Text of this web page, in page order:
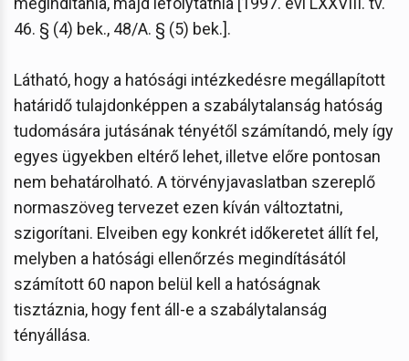
46. § (4) bek., 48/A. § (5) bek.].
Látható, hogy a hatósági intézkedésre megállapított
határidő tulajdonképpen a szabálytalanság hatóság
tudomására jutásának tényétől számítandó, mely így
egyes ügyekben eltérő lehet, illetve előre pontosan
nem behatárolható. A törvényjavaslatban szereplő
normaszöveg tervezet ezen kíván változtatni,
szigorítani. Elveiben egy konkrét időkeretet állít fel,
melyben a hatósági ellenőrzés megindításától
számított 60 napon belül kell a hatóságnak
tisztáznia, hogy fent áll-e a szabálytalanság
tényállása.